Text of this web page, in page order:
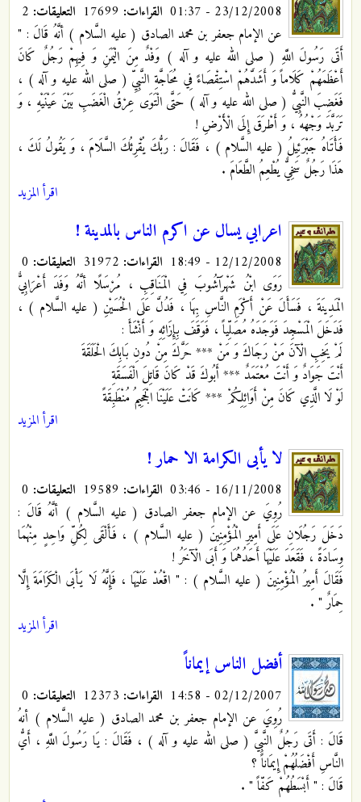
23/12/2008 - 01:37 القراءات: التعليقات:
عن الإمام جعفر بن محمد الصادق ( عليه السَّلام ) أنَّهُ قَالَ : "
أَتَى رَسُولَ اللَّهِ ( صلى الله عليه و آله ) وَفْدٌ مِنَ الْيَمَنِ وَ فِيهِمْ رَجُلٌ كَانَ
أَعْظَمَهُمْ كَلَاماً وَ أَشَدَّهُمْ اسْتِقْصَاءً فِي مُحَاجَّةِ النَّبِيِّ ( صلى الله عليه و آله ) ،
فَغَضِبَ النَّبِيُّ ( صلى الله عليه و آله ) حَتَّى الْتَوَى عِرْقُ الْغَضَبِ بَيْنَ عَيْنَيْهِ ، وَ
تَرَبَّدَ وَجْهُهُ ، وَ أَطْرَقَ إِلَى الْأَرْضِ !
فَأَتَاهُ جَبْرَئِيلُ ( عليه السَّلام ) ، فَقَالَ : رَبُّكَ يُقْرِئُكَ السَّلَامَ ، وَ يَقُولُ لَكَ ،
هَذَا رَجُلٌ سَخِيٌّ يُطْعِمُ الطَّعَامَ .
اقرأ المزيد
اعرابي يسال عن اكرم الناس بالمدينة !
12/12/2008 - 18:49 القراءات: التعليقات:
رَوَى ابْنُ شَهْرَآشُوبَ فِي الْمَنَاقِبِ ، مُرْسَلًا أنَّهُ وَفَدَ أَعْرَابِيٌّ
الْمَدِينَةَ ، فَسَأَلَ عَنْ أَكْرَمِ النَّاسِ بِهَا ، فَدُلَّ عَلَى الْحُسَيْنِ ( عليه السَّلام ) ،
فَدَخَلَ الْمَسْجِدَ فَوَجَدَهُ مُصَلِّياً ، فَوَقَفَ بِإِزَائِهِ وَ أَنْشَأَ :
لَمْ يَخِبِ الْآنَ مَنْ رَجَاكَ وَ مَنْ *** حَرَّكَ مِنْ دُونِ بَابِكَ الْحَلَقَةَ
أَنْتَ جَوَادٌ وَ أَنْتَ مُعْتَمَدٌ *** أَبُوكَ قَدْ كَانَ قَاتِلَ الْفَسَقَةِ
لَوْ لَا الَّذِي كَانَ مِنْ أَوَائِلِكُمْ *** كَانَتْ عَلَيْنَا الْجَحِيمُ مُنْطَبِقَةً
اقرأ المزيد
لا يأبى الكرامة الا حمار !
16/11/2008 - 03:46 القراءات: التعليقات:
رُوِيَ عن الإمام جعفر الصادق ( عليه السَّلام ) أنَّهُ قَالَ :
دَخَلَ رَجُلَانِ عَلَى أَمِيرِ الْمُؤْمِنِينَ ( عليه السَّلام ) ، فَأَلْقَى لِكُلِّ وَاحِدٍ مِنْهُمَا
وِسَادَةً ، فَقَعَدَ عَلَيْهَا أَحَدُهُمَا وَ أَبَى الْآخَرُ !
فَقَالَ أَمِيرُ الْمُؤْمِنِينَ ( عليه السَّلام ) : " اقْعُدْ عَلَيْهَا ، فَإِنَّهُ لَا يَأْبَى الْكَرَامَةَ إِلَّا
حِمَارٌ " .
اقرأ المزيد
أفضل الناس إيماناً
02/12/2007 - 14:58 القراءات: التعليقات:
رُوِيَ عن الإمام جعفر بن محمد الصادق ( عليه السَّلام ) أنهُ
قَالَ : أَتَى رَجُلٌ النَّبِيَّ ( صلى الله عليه و آله ) ، فَقَالَ : يَا رَسُولَ اللَّهِ ، أَيُّ
النَّاسِ أَفْضَلُهُمْ إِيمَاناً ؟
قَالَ : " أَبْسَطُهُمْ كَفّاً " .